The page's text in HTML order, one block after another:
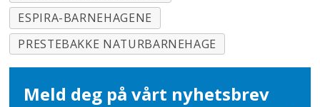
ESPIRA-BARNEHAGENE
PRESTEBAKKE NATURBARNEHAGE
Meld deg på vårt nyhetsbrev